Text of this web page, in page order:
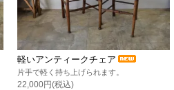
軽いアンティークチェア
片手で軽く持ち上げられます。
22,000円(税込)